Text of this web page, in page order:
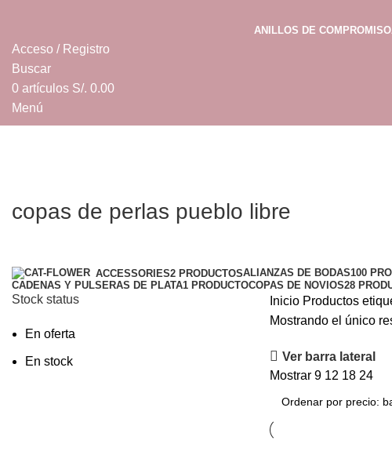
ANILLOS DE COMPROMISO
Acceso / Registro
Buscar
0 artículos S/. 0.00
Menú
copas de perlas pueblo libre
ACCESSORIES2 PRODUCTOSALIANZAS DE BODAS100
CADENAS Y PULSERAS DE PLATA1 PRODUCTOCOPAS DE NOVIOS28
Stock status
En oferta
En stock
Inicio Productos
Mostrando el único
Ver barra lateral
Mostrar 9 12 18 24